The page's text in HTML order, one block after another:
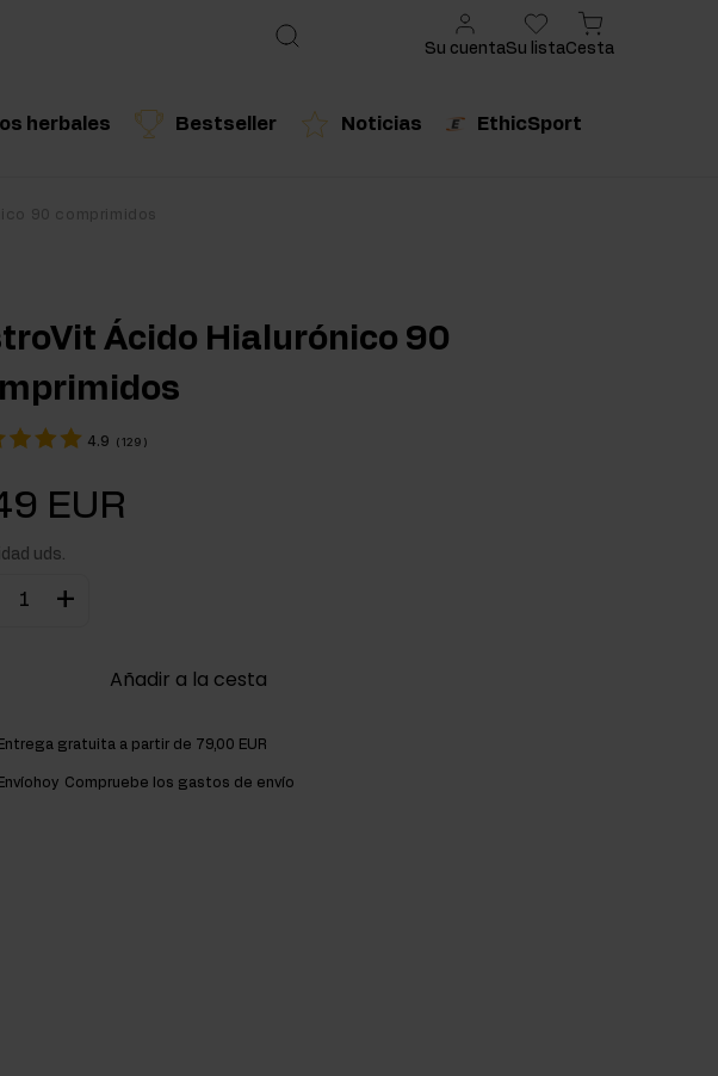
Producto recomendadoProducto recomendado
herbales Bestseller Noticias EthicSport
Su cuentaSu listaCesta
90 comprimidos
Ácido Hialurónico 90
4.9 (129 )
EUR
uds.
+
Añadir a la cesta
Entrega gratuita a partir de 79,00 EUR
Envíohoy Compruebe los gastos de envío